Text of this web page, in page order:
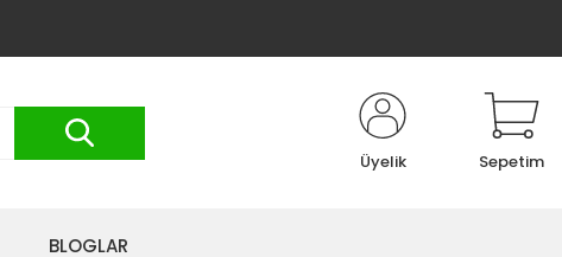
Üyelik Sepetim
BLOGLAR